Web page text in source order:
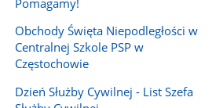
Pomagamy!
Obchody Święta Niepodległości w
Centralnej Szkole PSP w
Częstochowie
Dzień Służby Cywilnej - List Szefa